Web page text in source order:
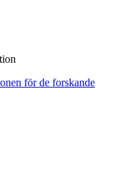
för de forskande